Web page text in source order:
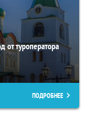
от туроператора
ПОДРОБНЕЕ